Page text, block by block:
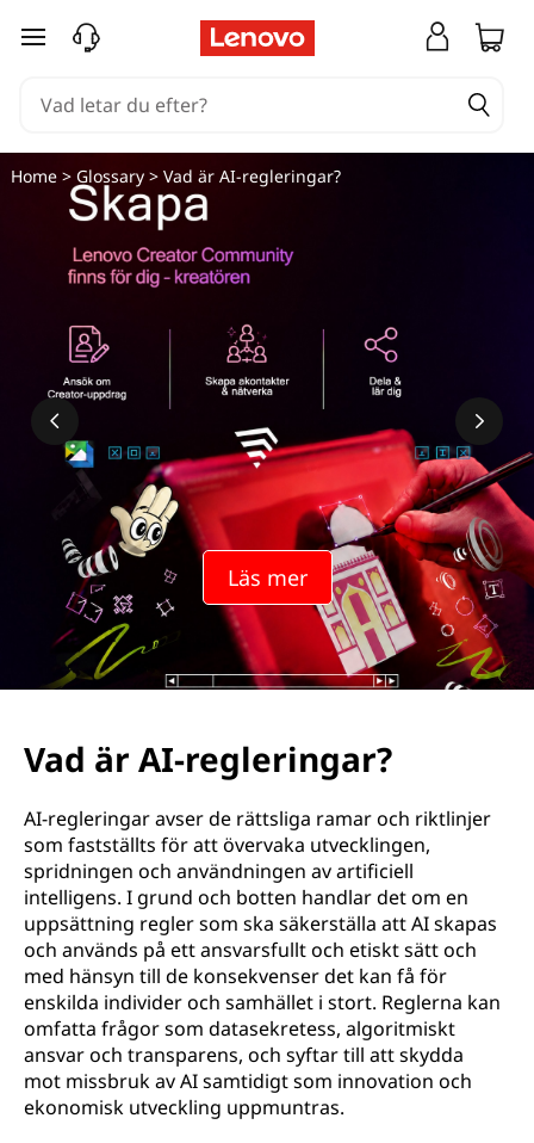
hoppa vidare till huvudinnehållet
Läs mer
Home> Glossary> Vad är AI-regleringar?
Vad är AI-regleringar?
AI-regleringar avser de rättsliga ramar och riktlinjer
som fastställts för att övervaka utvecklingen,
spridningen och användningen av artificiell
intelligens. I grund och botten handlar det om en
uppsättning regler som ska säkerställa att AI skapas
och används på ett ansvarsfullt och etiskt sätt och
med hänsyn till de konsekvenser det kan få för
enskilda individer och samhället i stort. Reglerna kan
omfatta frågor som datasekretess, algoritmiskt
ansvar och transparens, och syftar till att skydda
mot missbruk av AI samtidigt som innovation och
ekonomisk utveckling uppmuntras.